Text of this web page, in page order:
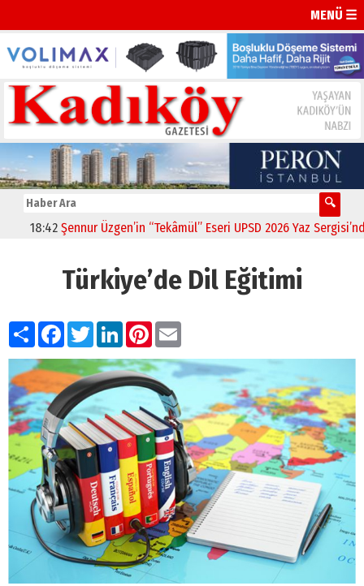
MENÜ ☰
Şennur Üzgen’in “Tekâmül” Eseri UPSD 2026 Yaz Sergisi’nde
Türkiye’de Dil Eğitimi
PaylaşFacebook
TwitterLinkedIn
Pinterest
Email